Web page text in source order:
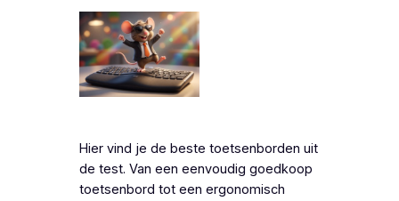
Hier vind je de beste toetsenborden uit
de test. Van een eenvoudig goedkoop
toetsenbord tot een ergonomisch